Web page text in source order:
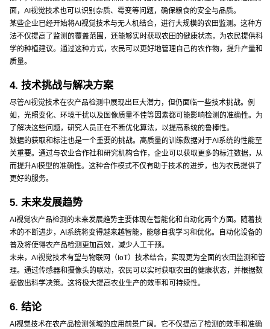
面，AI视觉技术也可以识别杂质、霉变等问题，确保粮食的安全与品质。
某些企业已经开始将AI视觉技术与无人机结合，进行大规模的农田监测。这种方
法不仅提高了监测的覆盖范围，还能够实时获取农田的健康状态，为农民提供科
学的种植建议。通过这种方式，农民可以更好地管理自己的农作物，提升产量和
质量。
4. 技术挑战与解决方案
尽管AI视觉技术在农产品检测中展现出巨大潜力，但仍面临一些技术挑战。例
如，光照变化、环境干扰以及图像质量不佳等因素都可能影响检测的准确性。为
了解决这些问题，研究人员正在不断优化算法，以提高系统的鲁棒性。
数据的获取和标注也是一个重要的挑战。高质量的训练数据对于AI系统的性能至
关重要。通过与农业合作社和研究机构合作，企业可以获取更多的标注数据，从
而提升AI模型的准确性。这种合作模式不仅有助于技术的进步，也为农民提供了
更好的服务。
5. 未来发展趋势
AI视觉农产品检测的未来发展趋势主要体现在智能化和自动化两个方面。随着技
术的不断进步，AI系统将变得越来越智能，能够自我学习和优化。自动化设备的
普及将使得农产品检测更加高效，减少人工干预。
未来，AI视觉技术有望与物联网（IoT）技术结合，实现更为全面的农田监测和管
理。通过传感器和摄像头的联动，农民可以实时获取农田的健康状态，并根据数
据做出科学决策。这将极大提高农业生产的效率和可持续性。
6. 结论
AI视觉技术在农产品检测领域的应用前景广阔。它不仅提高了检测的效率和准确